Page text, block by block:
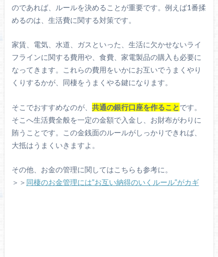
のであれば、ルールを決めることが重要です。例えば1番揉
めるのは、生活費に関する対策です。
家賃、電気、水道、ガスといった、生活に欠かせないライ
フラインに関する費用や、食費、家電製品の購入も必要に
なってきます。これらの費用をいかにお互いでうまくやり
くりするかが、同棲をうまくやる鍵になります。
そこでおすすめなのが、 共通の銀行口座を作ることです。
そこへ生活費全般を一定の金額で入金し、お財布がわりに
賄うことです。この金銭面のルールがしっかりできれば、
大抵はうまくいきますよ。
その他、お金の管理に関してはこちらも参考に。
＞＞ 同棲のお金管理には”お互い納得のいくルール”がカギ